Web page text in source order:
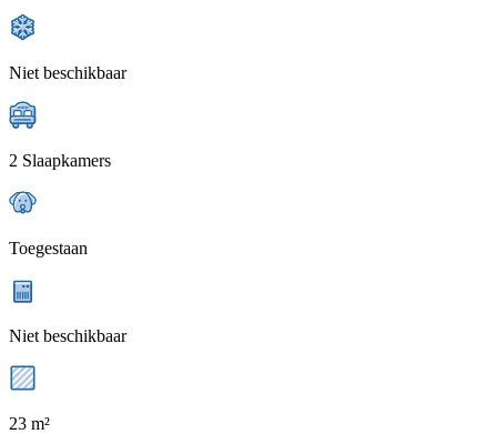
Niet beschikbaar
2 Slaapkamers
Toegestaan
Niet beschikbaar
23 m²